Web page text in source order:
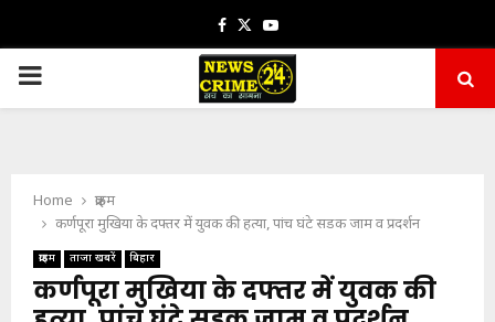
Facebook
TwitterYoutube
PRIMARY
Home
क्राइम
कर्णपूरा मुखिया के दफ्तर में युवक की हत्या, पांच घंटे सडक जाम व प्रदर्शन
क्राइम ताजा खबरें बिहार
कर्णपूरा मुखिया के दफ्तर में युवक की